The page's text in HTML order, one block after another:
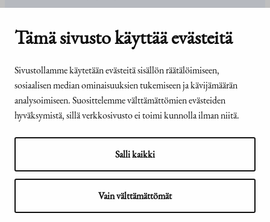
Tämä sivusto käyttää evästeitä
Sivustollamme käytetään evästeitä sisällön räätälöimiseen,
sosiaalisen median ominaisuuksien tukemiseen ja kävijämäärän
analysoimiseen. Suosittelemme välttämättömien evästeiden
hyväksymistä, sillä verkkosivusto ei toimi kunnolla ilman niitä.
Salli kaikki
Vain välttämättömät
Tehtävät ja organisaatio
Medialle
© Tasavallan presidentin
kanslia 2026
Presidentti.fi-sivuston
saavutettavuusseloste
Näytä evästeasetukseni